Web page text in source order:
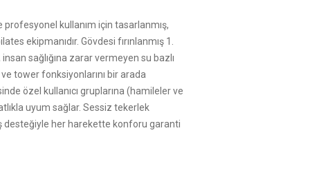
kullanım için tasarlanmış,
ekipmanıdır. Gövdesi fırınlanmış 1.
sağlığına zarar vermeyen su bazlı
tower fonksiyonlarını bir arada
özel kullanıcı gruplarına (hamileler ve
uyum sağlar. Sessiz tekerlek
desteğiyle her harekette konforu garanti